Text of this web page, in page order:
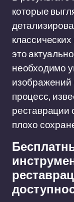
которые
это
необходимо
изображений
процесс,
реставрации
плохо